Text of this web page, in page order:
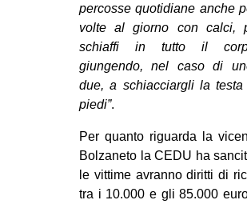
ms
SEARCH
percosse quotidiane anche
volte al giorno con calci,
schiaffi in tutto il
giungendo, nel caso di
due, a schiacciargli la
piedi”.
Per quanto riguarda la
Bolzaneto la CEDU ha
le vittime avranno diritti di
tra i 10.000 e gli 85.000